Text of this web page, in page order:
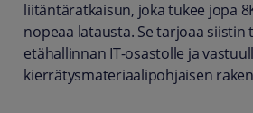
liitäntäratkaisun, joka tukee jopa
nopeaa latausta. Se tarjoaa
etähallinnan IT-osastolle ja
kierrätysmateriaalipohjaisen